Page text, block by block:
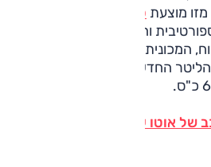
מזו מוצעת סיאט מי
והצעירה יותר של המותג
המכונית החדשה מושקת עם
מנוע הליטר החדש של פולקסווגן. בהמשך
של אוטו על כל דגמי סיאט חייג